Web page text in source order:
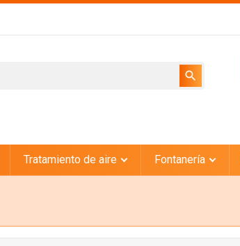
search
Tratamiento de aire Fontanería